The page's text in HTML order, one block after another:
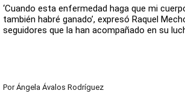
‘Cuando esta enfermedad haga que mi
también habré ganado’, expresó Raquel
seguidores que la han acompañado en su
Por Ángela Ávalos Rodríguez